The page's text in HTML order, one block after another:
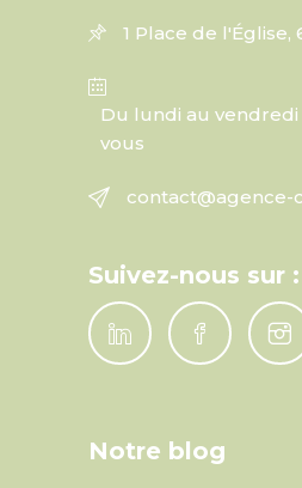
1 Place de l'Église,
Du lundi au
vous
contact@agence-
Suivez-nous sur :
Notre blog